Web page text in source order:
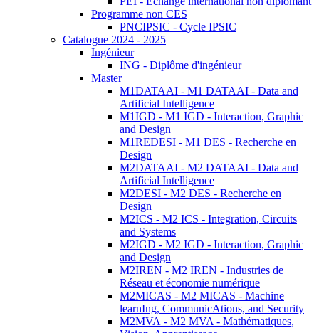
Programme non CES
PNCIPSIC - Cycle IPSIC
Catalogue 2024 - 2025
Ingénieur
ING - Diplôme d'ingénieur
Master
M1DATAAI - M1 DATAAI - Data and
Artificial Intelligence
M1IGD - M1 IGD - Interaction, Graphic
and Design
M1REDESI - M1 DES - Recherche en
Design
M2DATAAI - M2 DATAAI - Data and
Artificial Intelligence
M2DESI - M2 DES - Recherche en
Design
M2ICS - M2 ICS - Integration, Circuits
and Systems
M2IGD - M2 IGD - Interaction, Graphic
and Design
M2IREN - M2 IREN - Industries de
Réseau et économie numérique
M2MICAS - M2 MICAS - Machine
learnIng, CommunicAtions, and Security
M2MVA - M2 MVA - Mathématiques,